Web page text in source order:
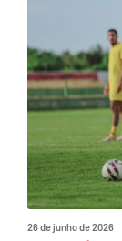
26 de junho de 2026